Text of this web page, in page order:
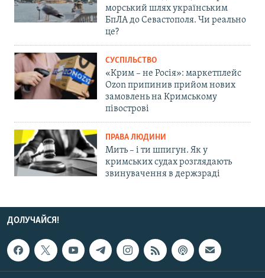
морський шлях українським
БпЛА до Севастополя. Чи реально
це?
СУСПІЛЬСТВО
«Крим – не Росія»: маркетплейс
Ozon припинив прийом нових
замовлень на Кримському
півострові
ПРАВА ЛЮДИНИ
Мить – і ти шпигун. Як у
кримських судах розглядають
звинувачення в держзраді
ДОЛУЧАЙСЯ!